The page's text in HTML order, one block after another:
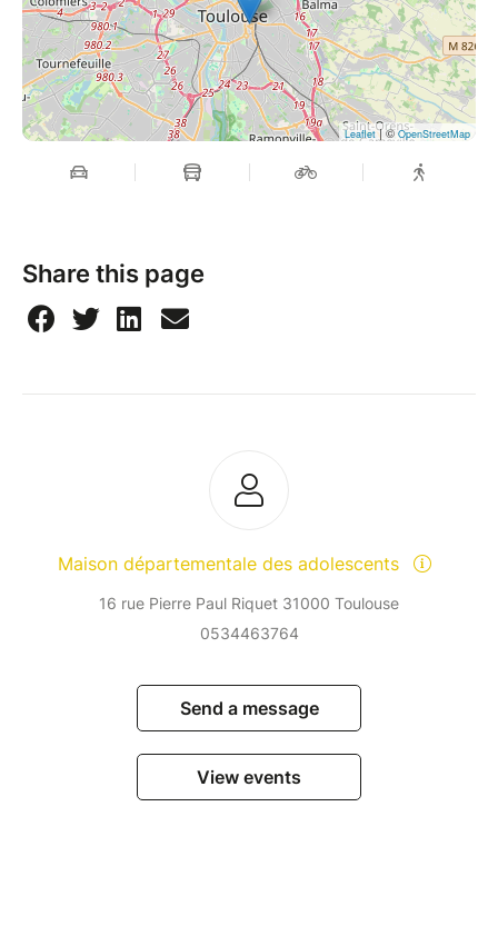
Leaflet| ©OpenStreetMap
Share this page
Maison départementale des adolescents
16 rue Pierre Paul Riquet 31000 Toulouse
0534463764
Send a message
View events